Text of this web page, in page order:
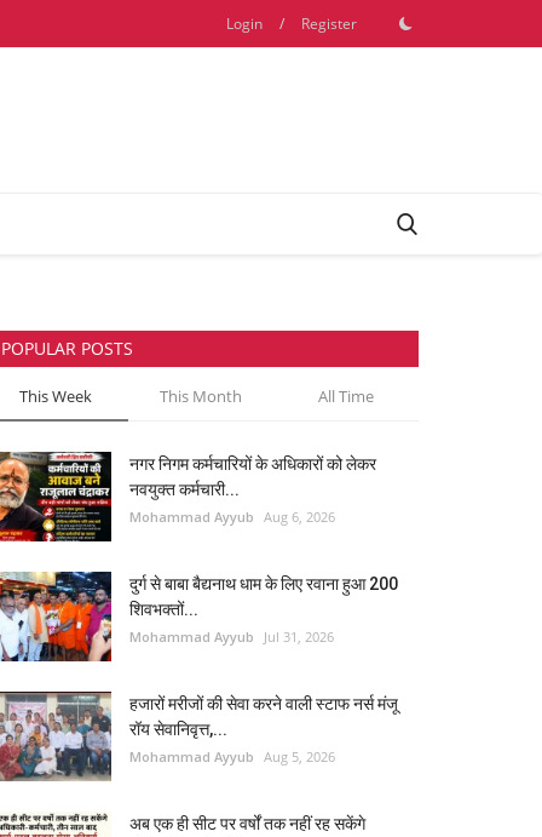
Login / Register
POPULAR POSTS
This Week This Month All Time
नगर निगम कर्मचारियों के अधिकारों को लेकर
नवयुक्त कर्मचारी...
Mohammad Ayyub Aug 6, 2026
दुर्ग से बाबा बैद्यनाथ धाम के लिए रवाना हुआ 200
शिवभक्तों...
Mohammad Ayyub Jul 31, 2026
हजारों मरीजों की सेवा करने वाली स्टाफ नर्स मंजू
रॉय सेवानिवृत्त,...
Mohammad Ayyub Aug 5, 2026
अब एक ही सीट पर वर्षों तक नहीं रह सकेंगे